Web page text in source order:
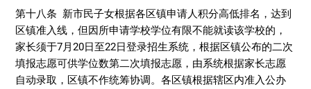
第十八条 新市民子女根据各区镇申请人积分高低排名，达到
区镇准入线，但因所申请学校学位有限不能就读该学校的，
家长须于7月20日至22日登录招生系统，根据区镇公布的二次
填报志愿可供学位数第二次填报志愿，由系统根据家长志愿
自动录取，区镇不作统筹协调。各区镇根据辖区内准入公办